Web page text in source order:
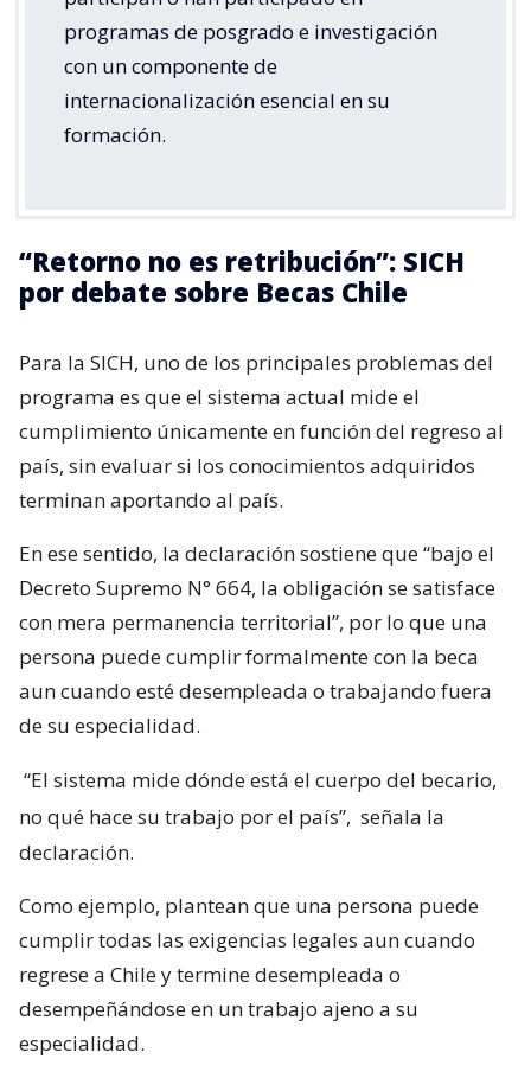
programas de posgrado e investigación
con un componente de
internacionalización esencial en su
formación.
“Retorno no es retribución”: SICH
por debate sobre Becas Chile
Para la SICH, uno de los principales problemas del
programa es que el sistema actual mide el
cumplimiento únicamente en función del regreso al
país, sin evaluar si los conocimientos adquiridos
terminan aportando al país.
En ese sentido, la declaración sostiene que “bajo el
Decreto Supremo N° 664, la obligación se satisface
con mera permanencia territorial”, por lo que una
persona puede cumplir formalmente con la beca
aun cuando esté desempleada o trabajando fuera
de su especialidad.
“El sistema mide dónde está el cuerpo del becario,
no qué hace su trabajo por el país”, señala la
declaración.
Como ejemplo, plantean que una persona puede
cumplir todas las exigencias legales aun cuando
regrese a Chile y termine desempleada o
desempeñándose en un trabajo ajeno a su
especialidad.